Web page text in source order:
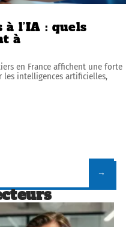
l’IA : quels
à
en France affichent une forte
intelligences artificielles,